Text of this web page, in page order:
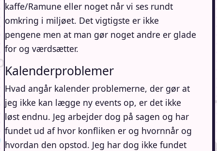
kaffe/Ramune eller noget når vi ses rundt
omkring i miljøet. Det vigtigste er ikke
pengene men at man gør noget andre er glade
for og værdsætter.
Kalenderproblemer
Hvad angår kalender problemerne, der gør at
jeg ikke kan lægge ny events op, er det ikke
løst endnu. Jeg arbejder dog på sagen og har
fundet ud af hvor konfliken er og hvornnår og
hvordan den opstod. Jeg har dog ikke fundet